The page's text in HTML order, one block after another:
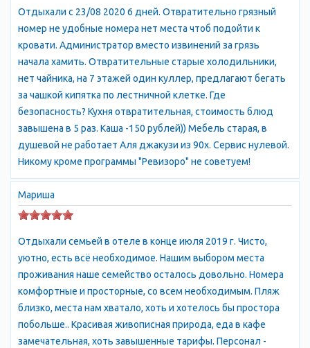
растительность и прекрасные цветочные клумбы.
Пляжи Утеса предлагают кристально чистую воду и
множество возможностей для активного отдыха и
развлечений. Один из самых популярных пляжей в Утесе –
«Пляж Утес». Этот пляж находится в центре поселка, и здесь
можно насладиться песчаным пляжем и комфортом, а также
попробовать различные виды водных развлечений.
В Утесе есть множество отелей и эллингов, которые
предлагают комфортное размещение для туристов. Лучше
всего выбирать отели и эллинги, которые расположены
близко к морю, чтобы удобно добираться до пляжей и
Для бронирования отеля в Утесе можно воспользоваться
множеством онлайн-сервисов и туристических сайтов. Лучше
всего выбирать отели, которые расположены близко к морю и
находятся в центре поселка, чтобы удобно добираться до
различных достопримечательностей и развлечений.
Отдыхали с 23/08 2020 6 дней. Отвратительно грязный
номер не удобные номера нет места чтоб подойти к
кровати. Администратор вместо извинений за грязь
начала хамить. Отвратительные старые холодильники,
нет чайника, на 7 этажей один куллер, предлагают бегать
за чашкой кипятка по лестничной клетке. Где
безопасность? Кухня отвратительная, стоимость блюд
завышена в 5 раз. Каша -150 рублей)) Мебель старая, в
душевой не работает Аля джакузи из 90х. Сервис нулевой.
Никому кроме программы "Ревизоро" не советуем!
Мариша
Отдыхали семьей в отеле в конце июля 2019 г. Чисто,
уютно, есть всё необходимое. Нашим выбором места
проживания наше семейство осталось довольно. Номера
комфортные и просторные, со всем необходимым. Пляж
близко, места нам хватало, хоть и хотелось бы простора
побольше.. Красивая живописная природа, еда в кафе
замечательная, хоть завышенные тарифы. Персонал -